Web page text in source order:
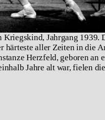
Kriegskind, Jahrgang 1939.
härteste aller Zeiten in die
Herzfeld, geboren an
Jahre alt war, fielen